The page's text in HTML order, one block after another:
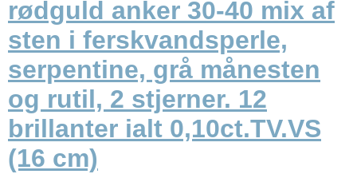
rødguld anker 30-40 mix af
sten i ferskvandsperle,
serpentine, grå månesten
og rutil, 2 stjerner. 12
brillanter ialt 0,10ct.TV.VS
(16 cm)